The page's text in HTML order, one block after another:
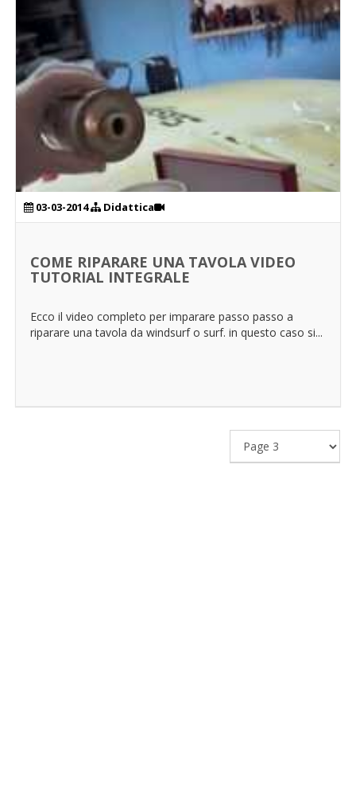
03-03-2014 Didattica
COME RIPARARE UNA TAVOLA VIDEO
TUTORIAL INTEGRALE
Ecco il video completo per imparare passo passo a
riparare una tavola da windsurf o surf. in questo caso si...